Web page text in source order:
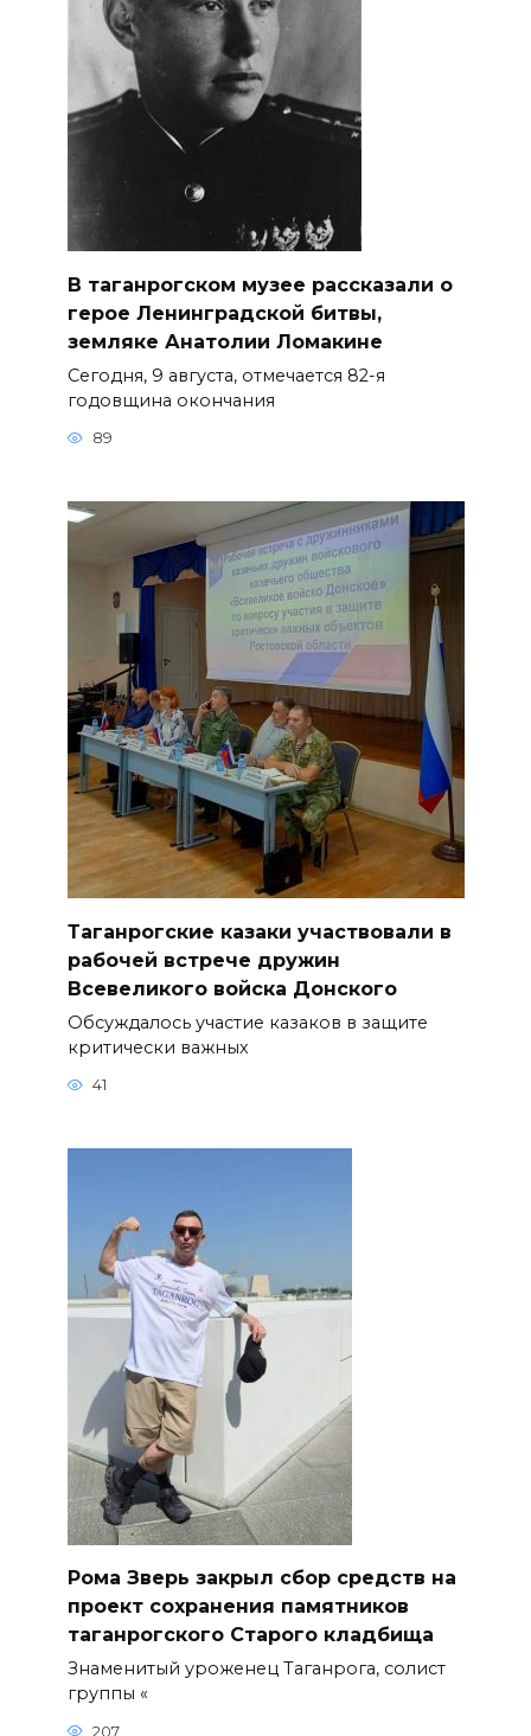
В таганрогском музее рассказали о
герое Ленинградской битвы,
земляке Анатолии Ломакине
Сегодня, 9 августа, отмечается 82-я
годовщина окончания
89
Таганрогские казаки участвовали в
рабочей встрече дружин
Всевеликого войска Донского
Обсуждалось участие казаков в защите
критически важных
41
Рома Зверь закрыл сбор средств на
проект сохранения памятников
таганрогского Старого кладбища
Знаменитый уроженец Таганрога, солист
группы «
207